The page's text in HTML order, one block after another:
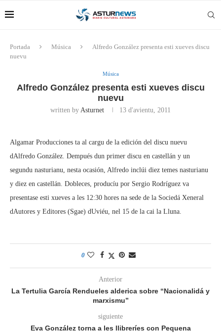
Portada Música
Alfredo González presenta esti xueves discu
nuevu
Música
Alfredo González presenta esti xueves discu
nuevu
written by Asturnet 13 d'avientu, 2011
Algamar Producciones ta al cargu de la edición del discu nuevu
dAlfredo González. Dempués dun primer discu en castellán y un
segundu nasturianu, nesta ocasión, Alfredo inclúi diez temes nasturianu
y diez en castellán. Dobleces, producíu por Sergio Rodríguez va
presentase esti xueves a les 12:30 hores na sede de la Sociedá Xeneral
dAutores y Editores (Sgae) dUviéu, nel 15 de la cai la Lluna.
0
Anterior
La Tertulia García Rendueles alderica sobre “Nacionalidá y
marxismu”
siguiente
Eva González torna a les llibreríes con Pequena